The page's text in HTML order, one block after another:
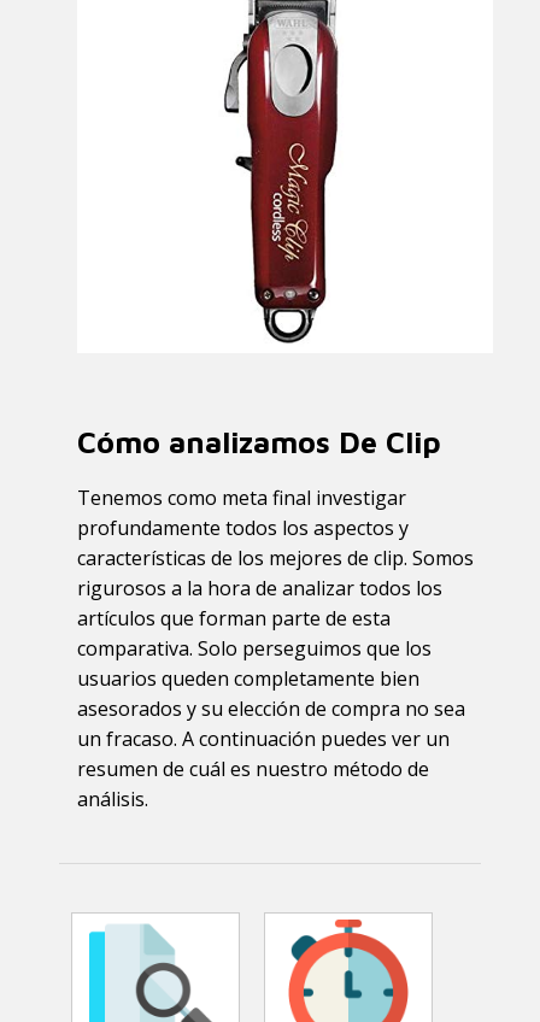
Cómo analizamos De Clip
Tenemos como meta final investigar
profundamente todos los aspectos y
características de los mejores de clip. Somos
rigurosos a la hora de analizar todos los
artículos que forman parte de esta
comparativa. Solo perseguimos que los
usuarios queden completamente bien
asesorados y su elección de compra no sea
un fracaso. A continuación puedes ver un
resumen de cuál es nuestro método de
análisis.